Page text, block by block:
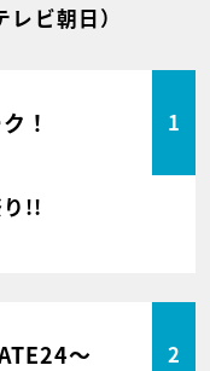
レビ朝日）
！ 1
り!!
～ 2